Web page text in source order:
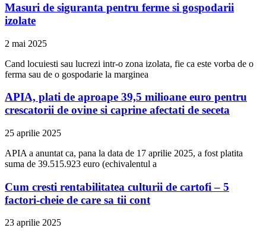
Masuri de siguranta pentru ferme si gospodarii
izolate
2 mai 2025
Cand locuiesti sau lucrezi intr-o zona izolata, fie ca este vorba de o
ferma sau de o gospodarie la marginea
APIA, plati de aproape 39,5 milioane euro pentru
crescatorii de ovine si caprine afectati de seceta
25 aprilie 2025
APIA a anuntat ca, pana la data de 17 aprilie 2025, a fost platita
suma de 39.515.923 euro (echivalentul a
Cum cresti rentabilitatea culturii de cartofi – 5
factori-cheie de care sa tii cont
23 aprilie 2025